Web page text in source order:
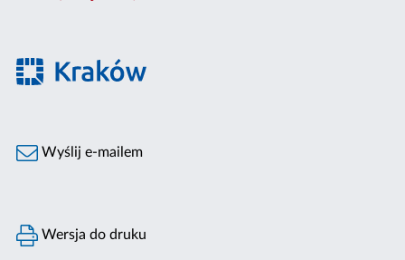
Wyślij e-mailem
Wersja do druku